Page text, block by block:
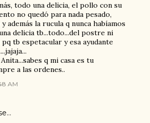
todo una delicia, el pollo con su
no quedó para nada pesado,
además la rucula q nunca habíamos
delicia tb...todo...del postre ni
pq tb espetacular y esa ayudante
q mi casa es tu
a las ordenes..
AM